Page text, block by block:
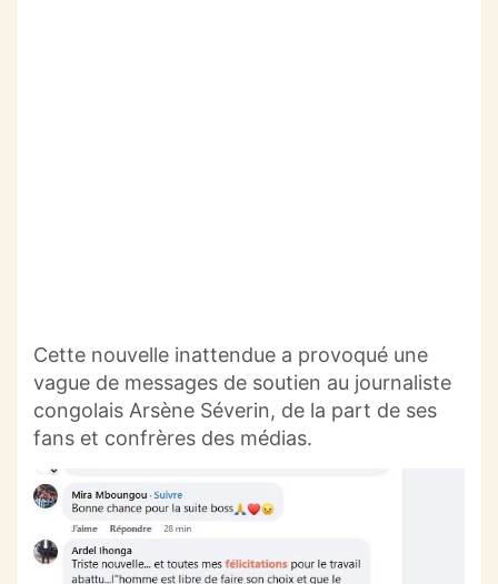
Cette nouvelle inattendue a provoqué une
vague de messages de soutien au journaliste
congolais Arsène Séverin, de la part de ses
fans et confrères des médias.